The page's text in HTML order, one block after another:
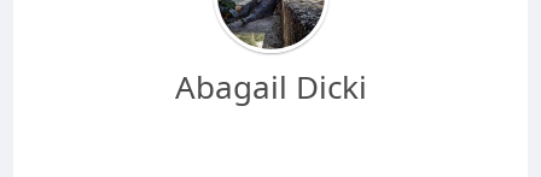
Abagail Dicki